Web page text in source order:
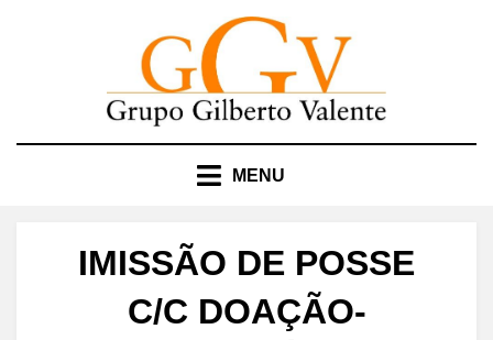
MENU
IMISSÃO DE POSSE
C/C DOAÇÃO-